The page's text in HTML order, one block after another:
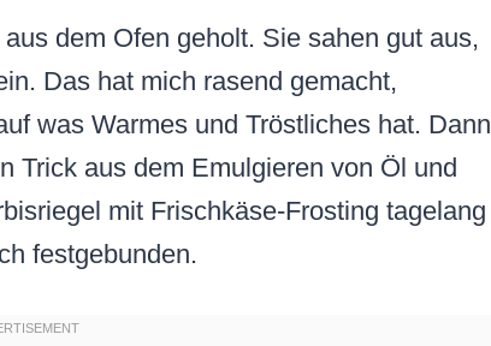
dem Ofen geholt. Sie sahen gut aus,
Das hat mich rasend gemacht,
was Warmes und Tröstliches hat. Dann
Trick aus dem Emulgieren von Öl und
mit Frischkäse-Frosting tagelang
festgebunden.